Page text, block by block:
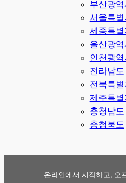
부산광역
서울특별
세종특
울산광역
인천광역
전라남도
전북특
제주특
충청남도
충청북도
온라인에서 시작하고, 오